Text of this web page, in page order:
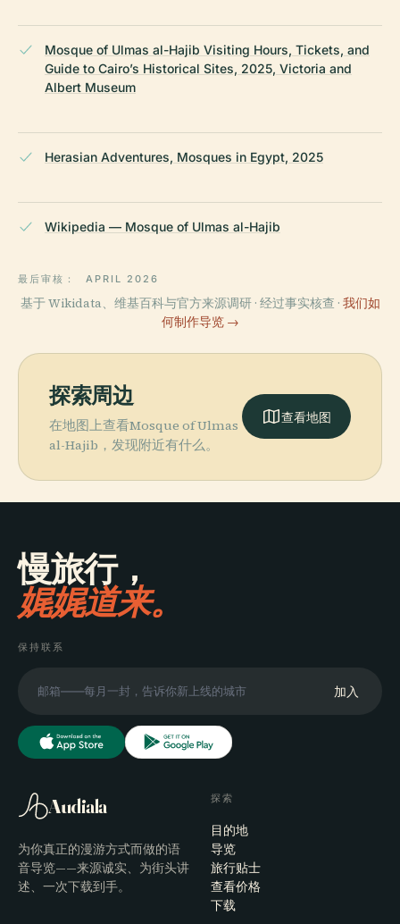
Mosque of Ulmas al-Hajib Visiting Hours, Tickets, and
Guide to Cairo’s Historical Sites, 2025, Victoria and
Albert Museum
Herasian Adventures, Mosques in Egypt, 2025
Wikipedia — Mosque of Ulmas al-Hajib
最后审核： APRIL 2026
基于 Wikidata、维基百科与官方来源调研 · 经过事实核查 · 我们如
何制作导览 →
探索周边
在地图上查看Mosque of Ulmas
al-Hajib，发现附近有什么。
查看地图
慢旅行，
娓娓道来。
保持联系
加入
Audiala
为你真正的漫游方式而做的语
音导览——来源诚实、为街头讲
述、一次下载到手。
探索
目的地
导览
旅行贴士
查看价格
下载